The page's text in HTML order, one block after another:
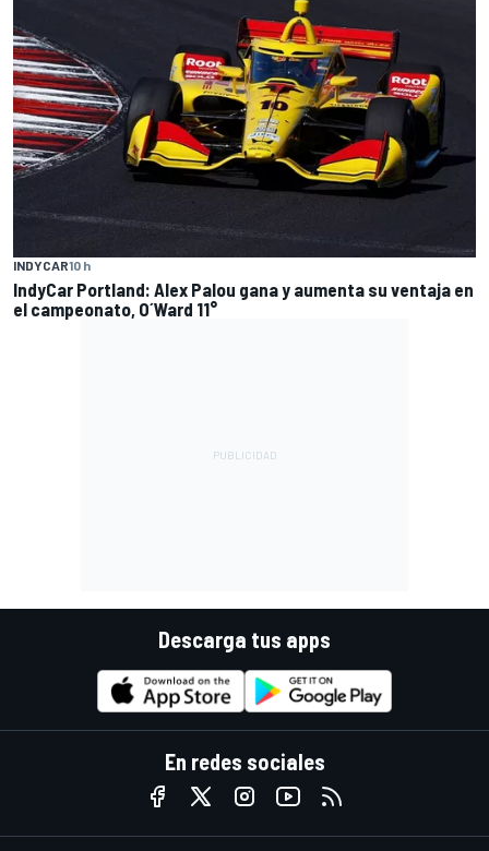
INDYCAR10 h
IndyCar Portland: Alex Palou gana y aumenta su ventaja en
el campeonato, O´Ward 11°
Descarga tus apps
En redes sociales